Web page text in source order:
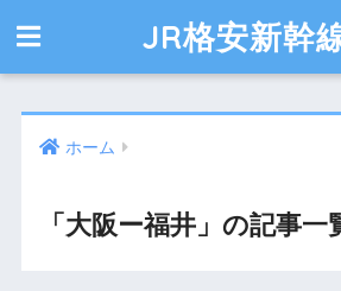
JR格安新幹
ホーム
「大阪ー福井」の記事一